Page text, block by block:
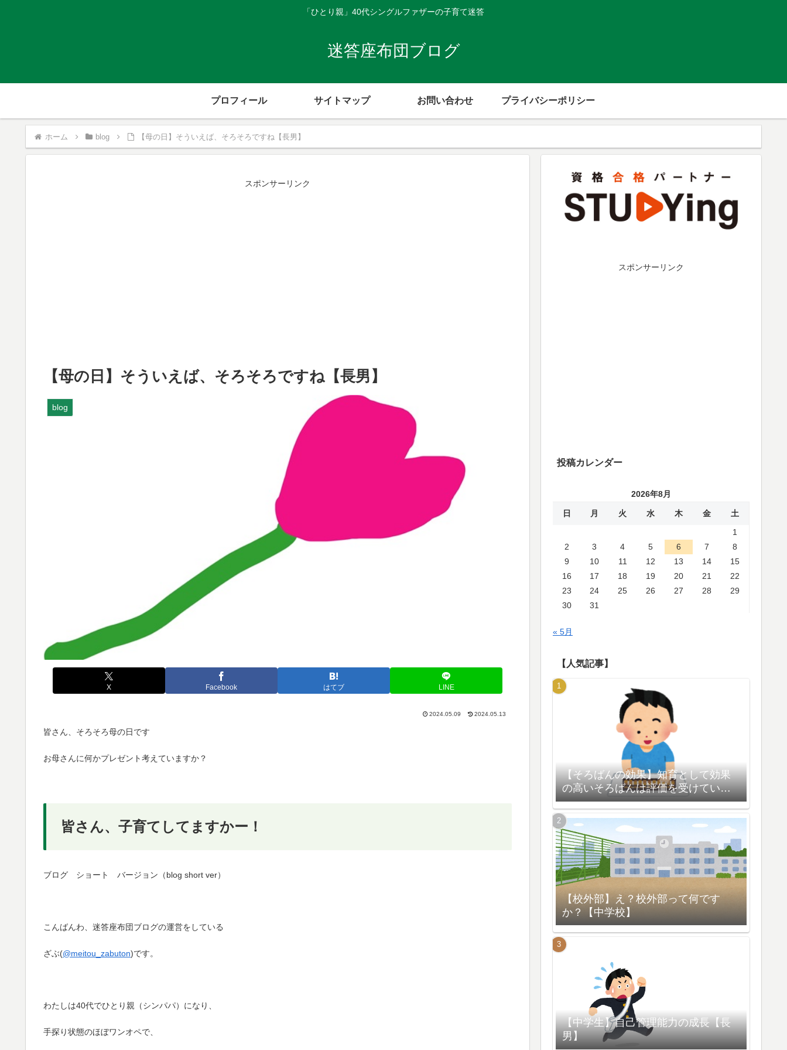
「ひとり親」40代シングルファザーの子育て迷答
迷答座布団ブログ
プロフィール サイトマップ お問い合わせ プライバシーポリシー
ホーム blog 【母の日】そういえば、そろそろですね【長男】
スポンサーリンク
【母の日】そういえば、そろそろですね【長男】
blog
X Facebook はてブ LINE
2024.05.09 2024.05.13
皆さん、そろそろ母の日です
お母さんに何かプレゼント考えていますか？
皆さん、子育てしてますかー！
ブログ ショート バージョン（blog short ver）
こんばんわ、迷答座布団ブログの運営をしている
ざぶ(@meitou_zabuton)です。
わたしは40代でひとり親（シンパパ）になり、
手探り状態のほぼワンオペで、
スポンサーリンク
投稿カレンダー
2026年8月
日 月 火 水 木 金
土
1
2
3 4 5 6 7
8
9
10 11 12 13 14
15
16
17 18 19 20 21
22
23
24 25 26 27 28
29
30
31
« 5月
【人気記事】
【そろばんの効果】知育として効果
の高いそろばんは評価を受けている
【脳の活性化】
【校外部】え？校外部って何です
か？【中学校】
【中学生】自己管理能力の成長【長
男】